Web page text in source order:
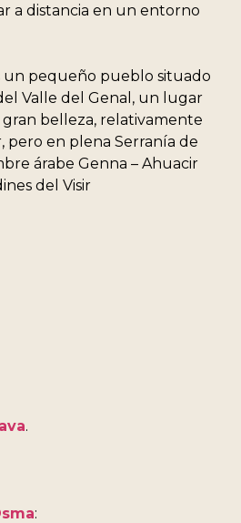
a distancia en un entorno
un pequeño pueblo situado
Valle del Genal, un lugar
belleza, relativamente
pero en plena Serranía de
árabe Genna – Ahuacir
del Visir
.
: